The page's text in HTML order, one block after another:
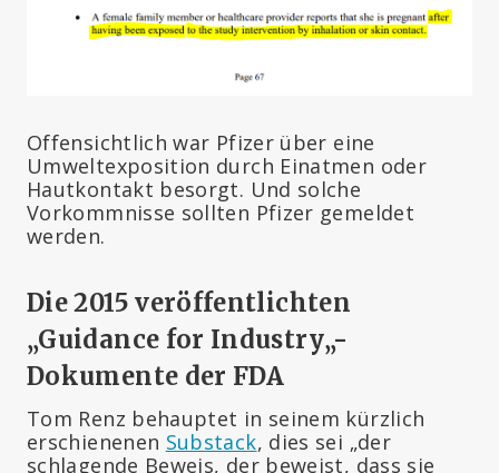
Offensichtlich war Pfizer über eine
Umweltexposition durch Einatmen oder
Hautkontakt besorgt. Und solche
Vorkommnisse sollten Pfizer gemeldet
werden.
Die 2015 veröffentlichten
„Guidance for Industry„-
Dokumente der FDA
Tom Renz behauptet in seinem kürzlich
erschienenen Substack, dies sei „der
schlagende Beweis, der beweist, dass sie